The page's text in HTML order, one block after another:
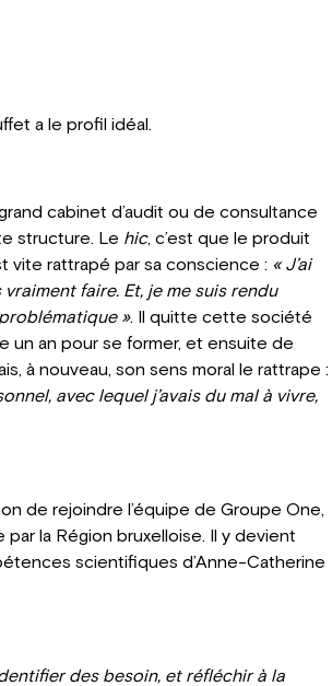
a le profil idéal.
cabinet d’audit ou de consultance
structure. Le hic, c’est que le produit
vite rattrapé par sa conscience : « J’ai
faire. Et, je me suis rendu
». Il quitte cette société
un an pour se former, et ensuite de
à nouveau, son sens moral le rattrape :
avec lequel j’avais du mal à vivre,
de rejoindre l’équipe de Groupe One,
par la Région bruxelloise. Il y devient
scientifiques d’Anne-Catherine
des besoin, et réfléchir à la